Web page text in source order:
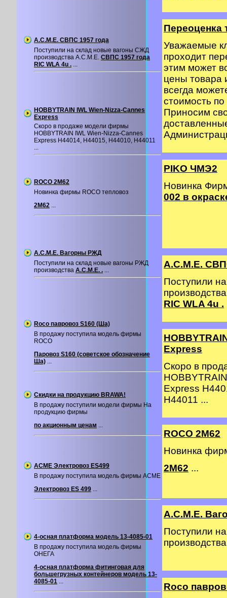
A.C.M.E. СВПС 1957 года
Поступили на склад новые вагоны СЖД
производства A.C.M.E. СВПС 1957 года
RIC WLA 4u . ...
HOBBYTRAIN IWL Wien-Nizza-Cannes
Express
Скоро в продаже модели фирмы
HOBBYTRAIN IWL Wien-Nizza-Cannes
Express H44014, H44015, H44010, H44011
...
ROCO 2M62
Новинка фирмы ROCO тепловоз
2М62 ...
A.C.M.E. Вагорны РЖД
Поступили на склад новые вагоны РЖД
производства A.C.M.E. . ...
Roco павровоз S160 (Ша)
В продажу поступила модель фирмы
ROCO
Паровоз S160 (советское обозначение
Ша) ...
Скидки на продукцию BRAWA!
В продажу поступили модели фирмы На
продукцию фирмы
по акционным ценам ...
ACME Электровоз ES499
В продажу поступила модель фирмы ACME
Электровоз ES 499 ...
4-осная платформа модель 13-4085-01
В продажу поступила модель фирмы
ОНЕГА
4-осная платформа фитинговая для
большегрузных контейнеров модель 13-
4085-01 ...
Переоценка
Уважаемые
проходит
этим может
цены товара
всегда
стоимость
Приносим
PIKO ЧМЭ2
Новинка
002 в
A.C.M.E.
Поступили
RIC WLA 4u .
Express
Скоро в
Express
H44011 ...
ROCO 2M62
Новинка
2М62 ...
A.C.M.E.
Поступили
Roco